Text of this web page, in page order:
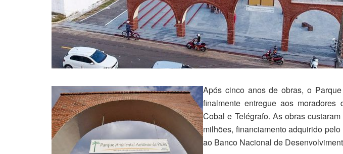
Após cinco anos de obras, o
finalmente entregue aos moradores
Cobal e Telégrafo. As obras
milhões, financiamento adquirido
ao Banco Nacional de